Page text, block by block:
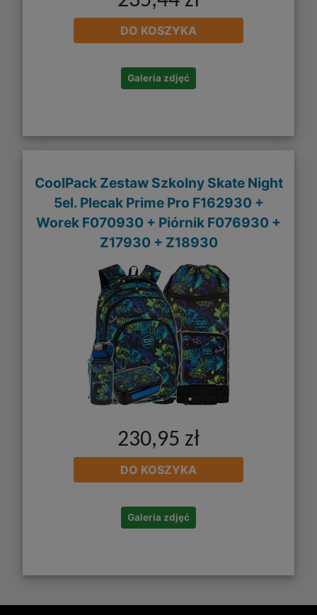
DO KOSZYKA
Galeria zdjęć
CoolPack Zestaw Szkolny Skate Night
5el. Plecak Prime Pro F162930 +
Worek F070930 + Piórnik F076930 +
Z17930 + Z18930
230,95 zł
DO KOSZYKA
Galeria zdjęć